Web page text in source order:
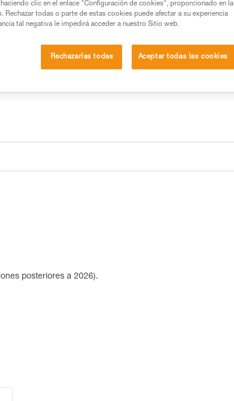
posteriores a 2026).
clic en el enlace "Configuración de cookies", proporcionado en la
Rechazar todas o parte de estas cookies puede afectar a su experiencia
tal negativa le impedirá acceder a nuestro Sitio web.
Rechazarlas todas Aceptar todas las cookies